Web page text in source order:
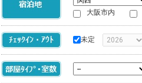
大阪市内
未定